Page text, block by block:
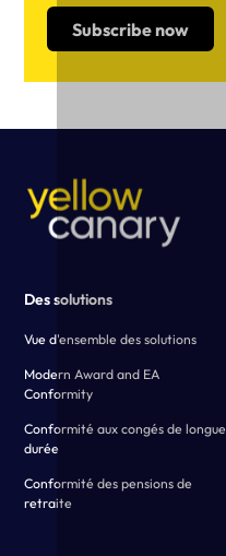
Des solutions
Vue d'ensemble des solutions
Modern Award and EA
Conformity
Conformité aux congés de longue
durée
Conformité des pensions de
retraite